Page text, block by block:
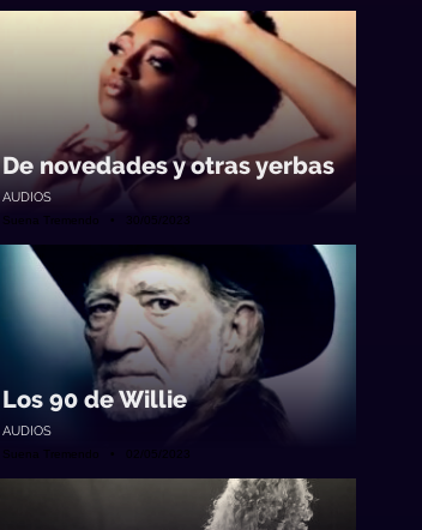
De novedades y otras yerbas
AUDIOS
Suena Tremendo • 30/05/2023
Los 90 de Willie
AUDIOS
Suena Tremendo • 02/05/2023